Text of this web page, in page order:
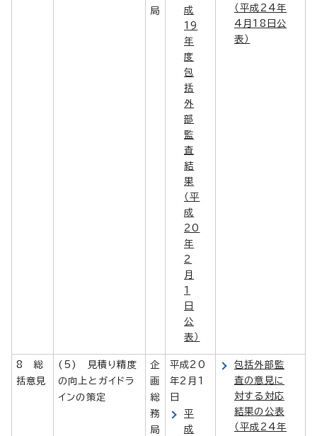
局
成
19
年
度
包
括
外
部
監
査
結
果
（平
成
20
年
2
月
1
日
公
表）
（平成24年
4月18日公
表）
8 総
括意見
(5) 見積り精度
の向上とガイドラ
インの策定
企
画
総
務
局
平成20
年2月1
日
平
成
包括外部監
査の意見に
対する対応
結果の公表
（平成24年